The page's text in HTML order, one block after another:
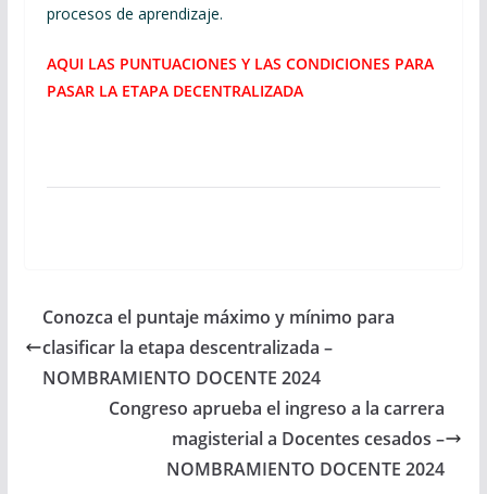
procesos de aprendizaje.
AQUI LAS PUNTUACIONES Y LAS CONDICIONES PARA
PASAR LA ETAPA DECENTRALIZADA
Conozca el puntaje máximo y mínimo para
clasificar la etapa descentralizada –
NOMBRAMIENTO DOCENTE 2024
Congreso aprueba el ingreso a la carrera
magisterial a Docentes cesados –
NOMBRAMIENTO DOCENTE 2024